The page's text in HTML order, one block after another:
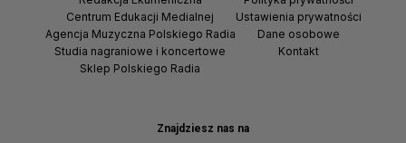
Znajdziesz nas na
Centrum Edukacji Medialnej
Agencja Muzyczna Polskiego Radia
Studia nagraniowe i koncertowe
Sklep Polskiego Radia
Ustawienia prywatności
Dane osobowe
Kontakt